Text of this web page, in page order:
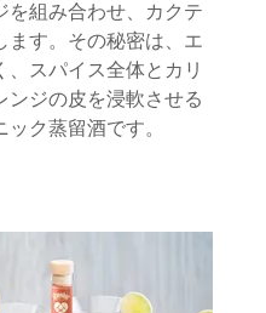
を組み合わせ、カクテ
ます。その秘密は、エ
スパイス全体とカリ
ンジの皮を浸軟させる
ク蒸留酒です。